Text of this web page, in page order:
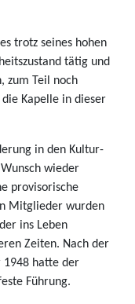
trotz seines hohen
tätig und
zum Teil noch
Kapelle in dieser
in den Kultur-
wieder
provisorische
Mitglieder wurden
ins Leben
Zeiten. Nach der
1948 hatte der
Führung.